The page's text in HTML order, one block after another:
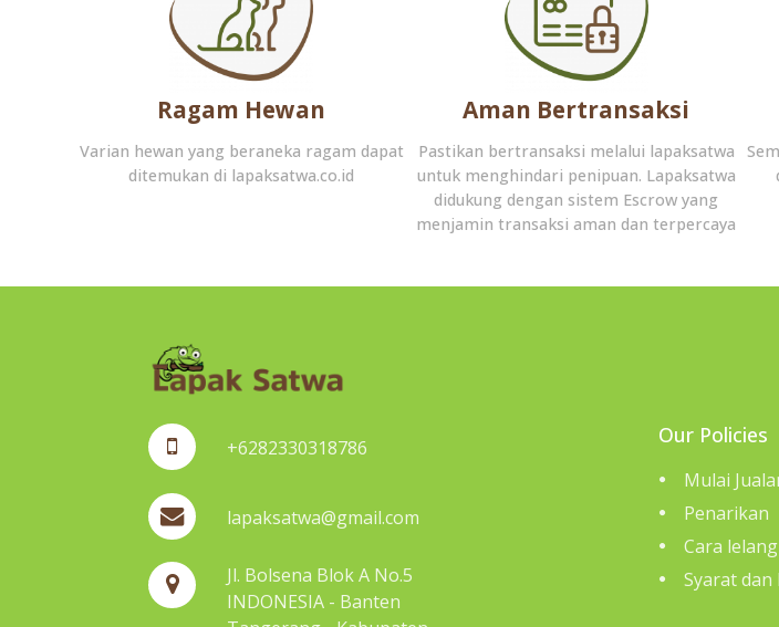
Ragam Hewan
Varian hewan yang beraneka ragam dapat
ditemukan di lapaksatwa.co.id
Aman Bertransaksi
Pastikan bertransaksi melalui lapaksatwa
untuk menghindari penipuan. Lapaksatwa
didukung dengan sistem Escrow yang
menjamin transaksi aman dan terpercaya
+6282330318786
lapaksatwa@gmail.com
Jl. Bolsena Blok A No.5
INDONESIA - Banten
Our Policies
Mulai
Penarikan
Cara lelang
Syarat